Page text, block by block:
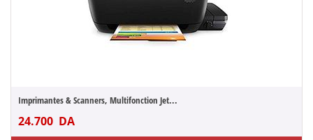
Imprimantes & Scanners, Multifonction Jet...
24.700 DA